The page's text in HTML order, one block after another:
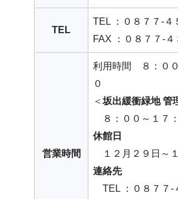
TEL
TEL ：０８７７-４
FAX ：０８７７-４
営業時間
利用時間 ８：０
０
＜ 坂出緩衝緑地 管
８：００～１７
休館日
１２月２９日～
連絡先
TEL ：０８７７-